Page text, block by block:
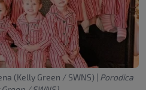
(Kelly Green / SWNS)
Porodica